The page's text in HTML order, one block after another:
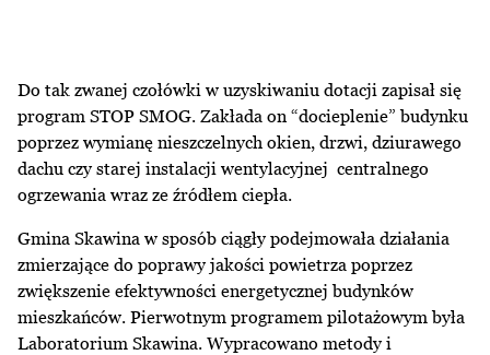
Do tak zwanej czołówki w uzyskiwaniu dotacji zapisał się
program STOP SMOG. Zakłada on “docieplenie” budynku
poprzez wymianę nieszczelnych okien, drzwi, dziurawego
dachu czy starej instalacji wentylacyjnej centralnego
ogrzewania wraz ze źródłem ciepła.
Gmina Skawina w sposób ciągły podejmowała działania
zmierzające do poprawy jakości powietrza poprzez
zwiększenie efektywności energetycznej budynków
mieszkańców. Pierwotnym programem pilotażowym była
Laboratorium Skawina. Wypracowano metody i